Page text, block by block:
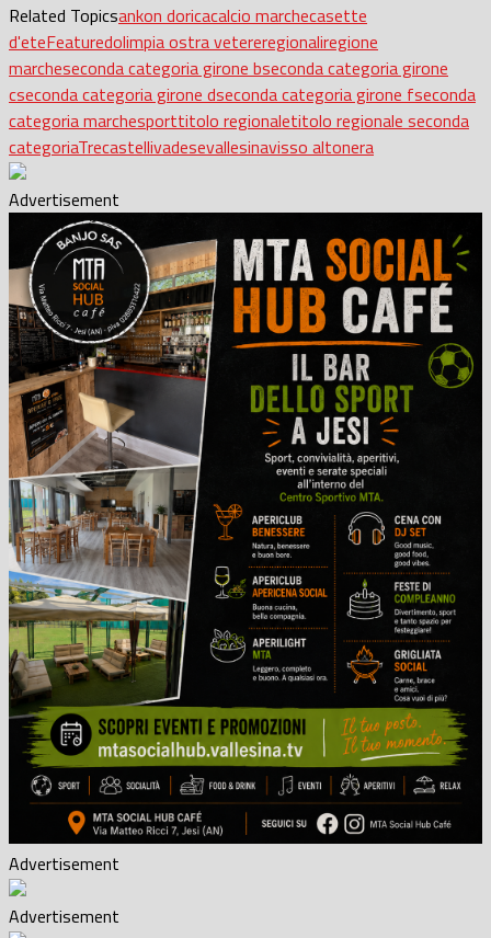
Related Topicsankon doricacalcio marchecasette
d'eteFeaturedolimpia ostra vetereregionaliregione
marcheseconda categoria girone bseconda categoria girone
cseconda categoria girone dseconda categoria girone fseconda
categoria marchesporttitolo regionaletitolo regionale seconda
categoriaTrecastellivadesevallesinavisso altonera
Advertisement
Advertisement
Advertisement